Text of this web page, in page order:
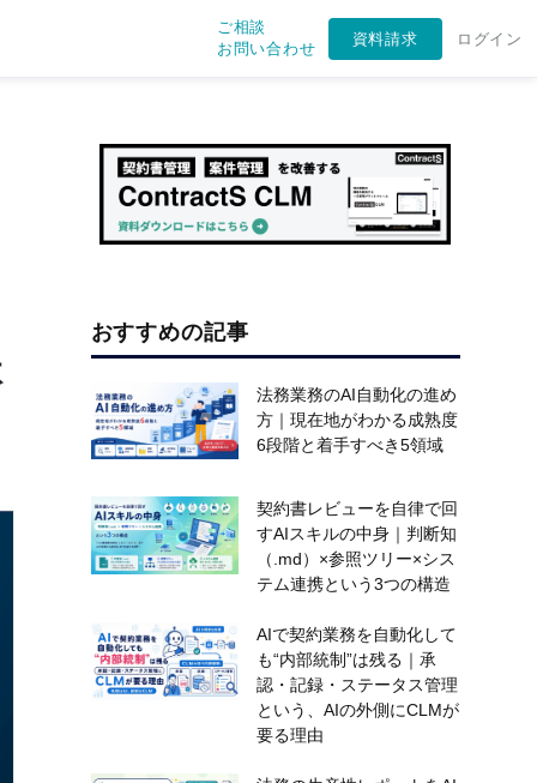
ご相談
お問い合わせ
資料請求 ログイン
おすすめの記事
法務業務のAI自動化の進め
方｜現在地がわかる成熟度
6段階と着手すべき5領域
契約書レビューを自律で回
すAIスキルの中身｜判断知
（.md）×参照ツリー×シス
テム連携という3つの構造
AIで契約業務を自動化して
も“内部統制”は残る｜承
認・記録・ステータス管理
という、AIの外側にCLMが
要る理由